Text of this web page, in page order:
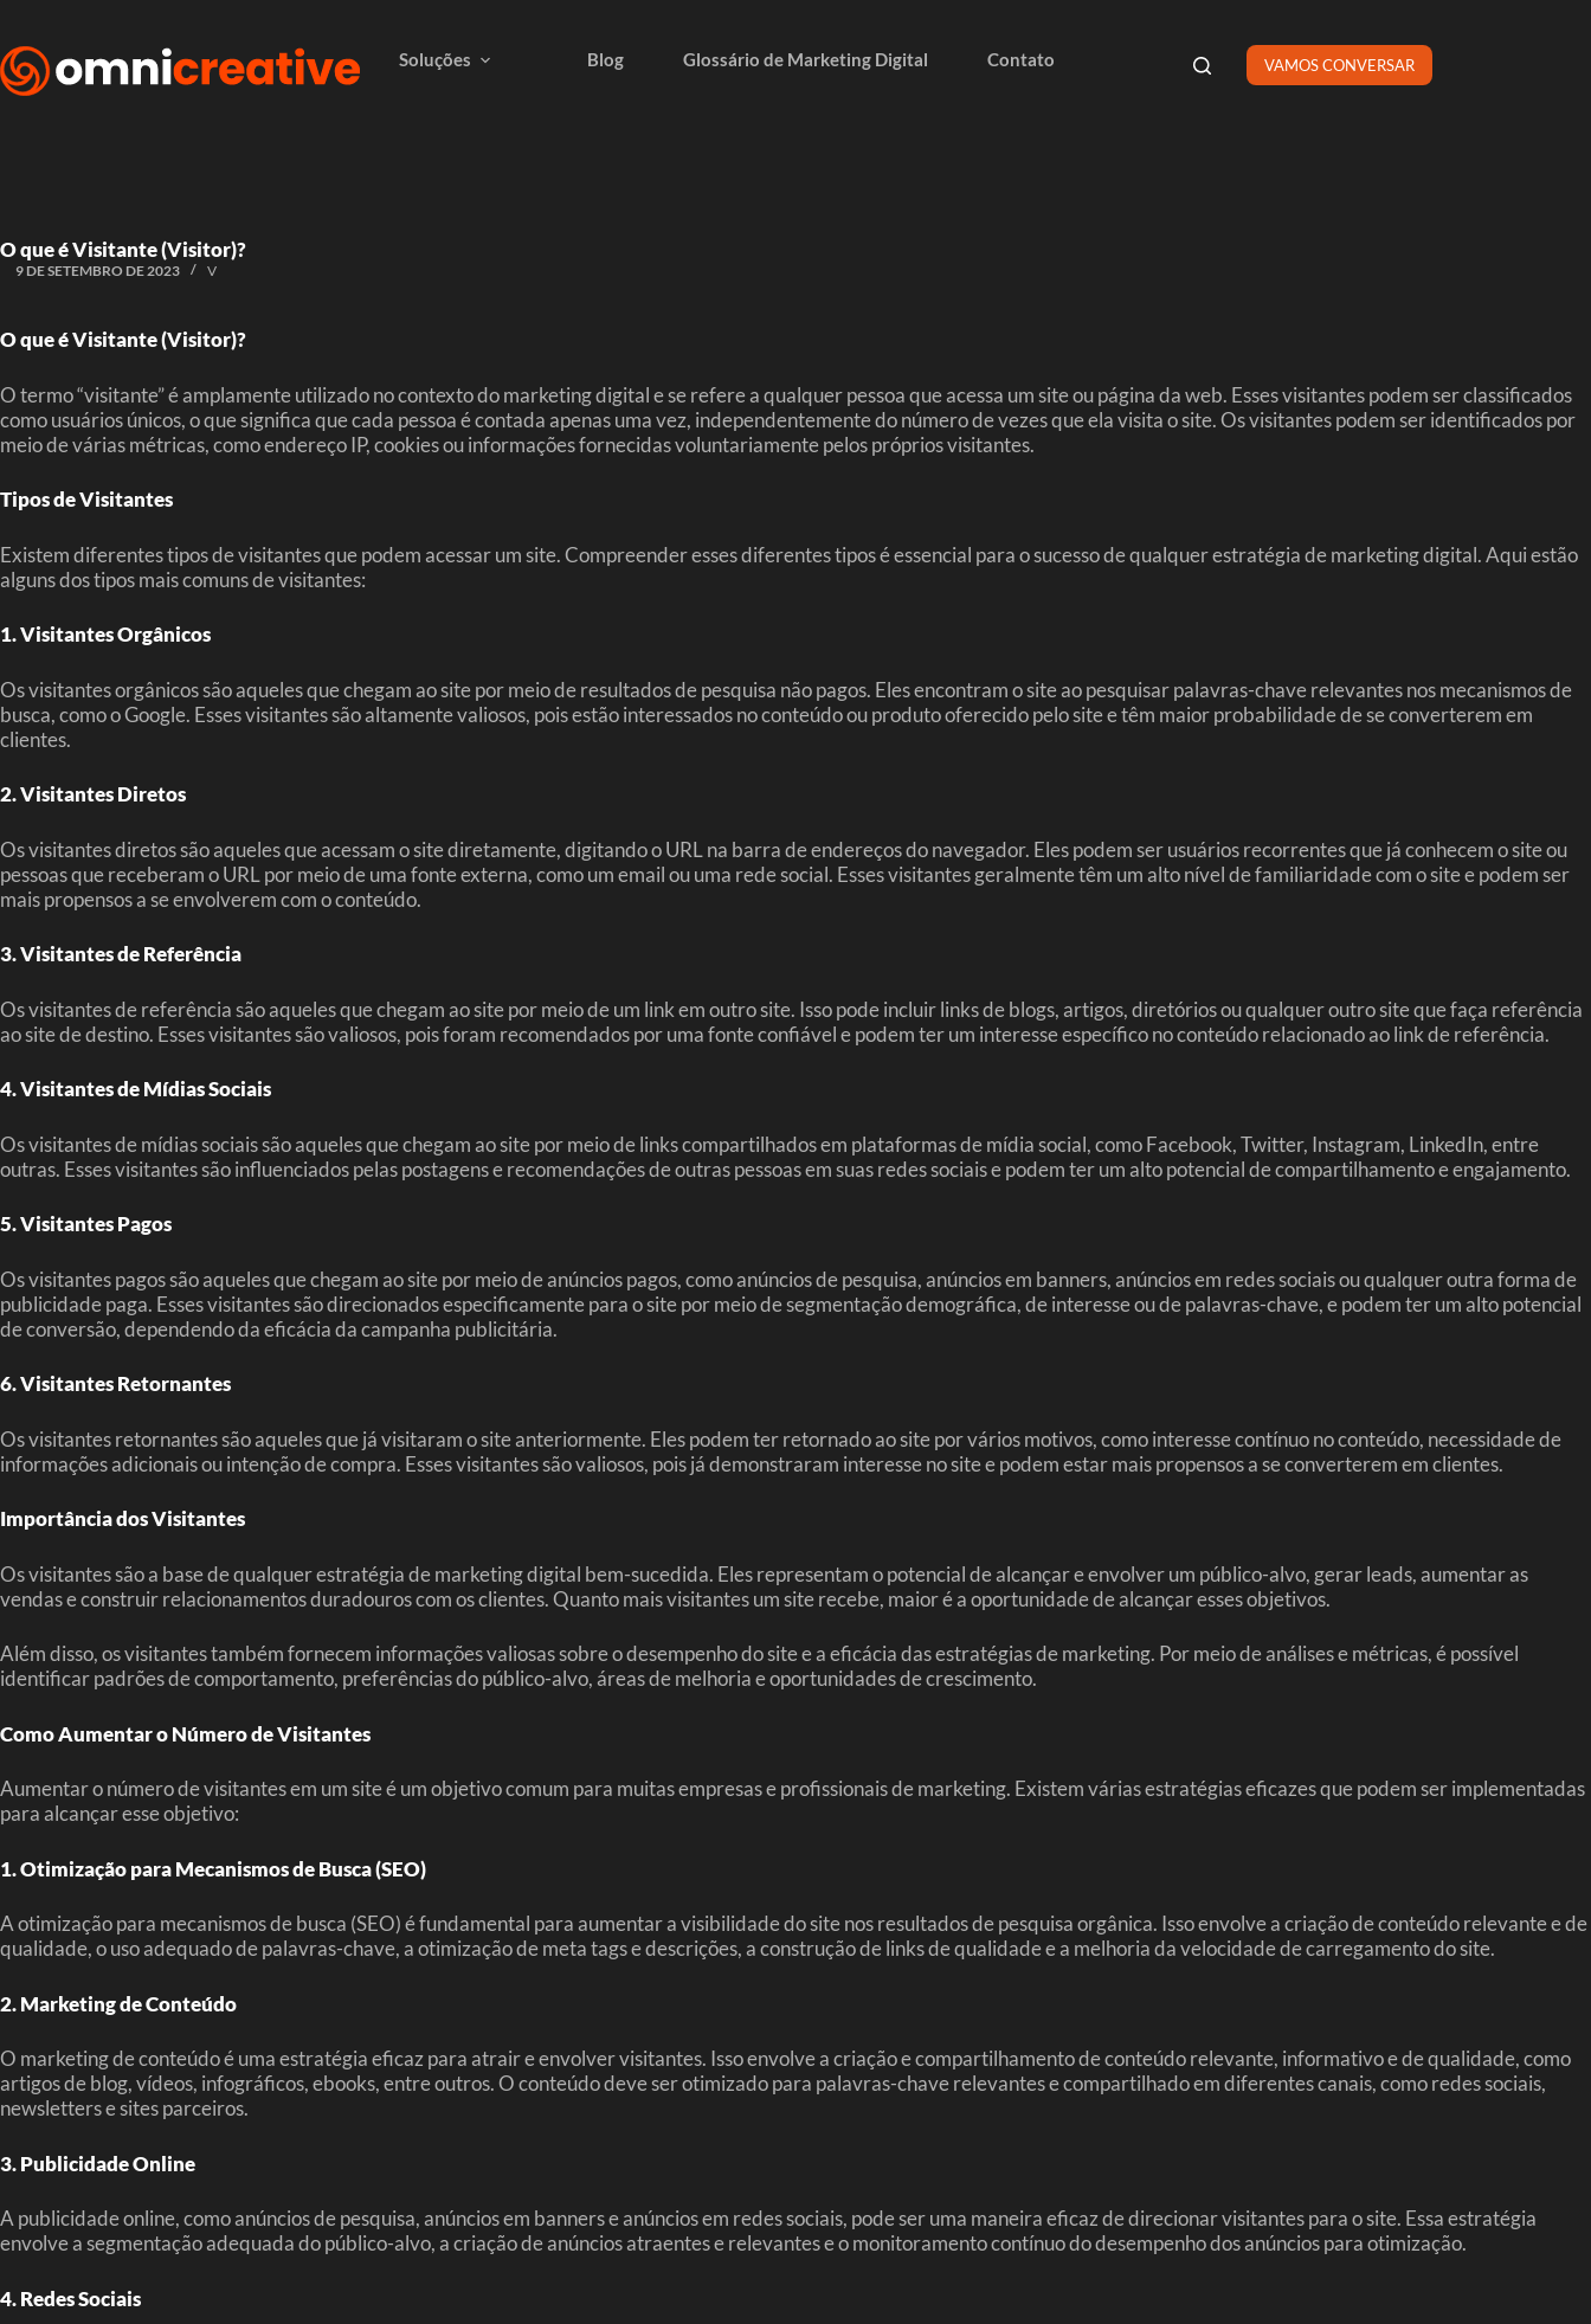
Soluções Blog Glossário de Marketing Digital Contato VAMOS CONVERSAR
O que é Visitante (Visitor)?
9 DE SETEMBRO DE 2023 V
O que é Visitante (Visitor)?
O termo “visitante” é amplamente utilizado no contexto do marketing digital e se refere a qualquer pessoa que acessa um site ou página da web. Esses visitantes podem ser classificados
como usuários únicos, o que significa que cada pessoa é contada apenas uma vez, independentemente do número de vezes que ela visita o site. Os visitantes podem ser identificados por
meio de várias métricas, como endereço IP, cookies ou informações fornecidas voluntariamente pelos próprios visitantes.
Tipos de Visitantes
Existem diferentes tipos de visitantes que podem acessar um site. Compreender esses diferentes tipos é essencial para o sucesso de qualquer estratégia de marketing digital. Aqui estão
alguns dos tipos mais comuns de visitantes:
1. Visitantes Orgânicos
Os visitantes orgânicos são aqueles que chegam ao site por meio de resultados de pesquisa não pagos. Eles encontram o site ao pesquisar palavras-chave relevantes nos mecanismos de
busca, como o Google. Esses visitantes são altamente valiosos, pois estão interessados no conteúdo ou produto oferecido pelo site e têm maior probabilidade de se converterem em
clientes.
2. Visitantes Diretos
Os visitantes diretos são aqueles que acessam o site diretamente, digitando o URL na barra de endereços do navegador. Eles podem ser usuários recorrentes que já conhecem o site ou
pessoas que receberam o URL por meio de uma fonte externa, como um email ou uma rede social. Esses visitantes geralmente têm um alto nível de familiaridade com o site e podem ser
mais propensos a se envolverem com o conteúdo.
3. Visitantes de Referência
Os visitantes de referência são aqueles que chegam ao site por meio de um link em outro site. Isso pode incluir links de blogs, artigos, diretórios ou qualquer outro site que faça referência
ao site de destino. Esses visitantes são valiosos, pois foram recomendados por uma fonte confiável e podem ter um interesse específico no conteúdo relacionado ao link de referência.
4. Visitantes de Mídias Sociais
Os visitantes de mídias sociais são aqueles que chegam ao site por meio de links compartilhados em plataformas de mídia social, como Facebook, Twitter, Instagram, LinkedIn, entre
outras. Esses visitantes são influenciados pelas postagens e recomendações de outras pessoas em suas redes sociais e podem ter um alto potencial de compartilhamento e engajamento.
5. Visitantes Pagos
Os visitantes pagos são aqueles que chegam ao site por meio de anúncios pagos, como anúncios de pesquisa, anúncios em banners, anúncios em redes sociais ou qualquer outra forma de
publicidade paga. Esses visitantes são direcionados especificamente para o site por meio de segmentação demográfica, de interesse ou de palavras-chave, e podem ter um alto potencial
de conversão, dependendo da eficácia da campanha publicitária.
6. Visitantes Retornantes
Os visitantes retornantes são aqueles que já visitaram o site anteriormente. Eles podem ter retornado ao site por vários motivos, como interesse contínuo no conteúdo, necessidade de
informações adicionais ou intenção de compra. Esses visitantes são valiosos, pois já demonstraram interesse no site e podem estar mais propensos a se converterem em clientes.
Importância dos Visitantes
Os visitantes são a base de qualquer estratégia de marketing digital bem-sucedida. Eles representam o potencial de alcançar e envolver um público-alvo, gerar leads, aumentar as
vendas e construir relacionamentos duradouros com os clientes. Quanto mais visitantes um site recebe, maior é a oportunidade de alcançar esses objetivos.
Além disso, os visitantes também fornecem informações valiosas sobre o desempenho do site e a eficácia das estratégias de marketing. Por meio de análises e métricas, é possível
identificar padrões de comportamento, preferências do público-alvo, áreas de melhoria e oportunidades de crescimento.
Como Aumentar o Número de Visitantes
Aumentar o número de visitantes em um site é um objetivo comum para muitas empresas e profissionais de marketing. Existem várias estratégias eficazes que podem ser implementadas
para alcançar esse objetivo:
1. Otimização para Mecanismos de Busca (SEO)
A otimização para mecanismos de busca (SEO) é fundamental para aumentar a visibilidade do site nos resultados de pesquisa orgânica. Isso envolve a criação de conteúdo relevante e de
qualidade, o uso adequado de palavras-chave, a otimização de meta tags e descrições, a construção de links de qualidade e a melhoria da velocidade de carregamento do site.
2. Marketing de Conteúdo
O marketing de conteúdo é uma estratégia eficaz para atrair e envolver visitantes. Isso envolve a criação e compartilhamento de conteúdo relevante, informativo e de qualidade, como
artigos de blog, vídeos, infográficos, ebooks, entre outros. O conteúdo deve ser otimizado para palavras-chave relevantes e compartilhado em diferentes canais, como redes sociais,
newsletters e sites parceiros.
3. Publicidade Online
A publicidade online, como anúncios de pesquisa, anúncios em banners e anúncios em redes sociais, pode ser uma maneira eficaz de direcionar visitantes para o site. Essa estratégia
envolve a segmentação adequada do público-alvo, a criação de anúncios atraentes e relevantes e o monitoramento contínuo do desempenho dos anúncios para otimização.
4. Redes Sociais